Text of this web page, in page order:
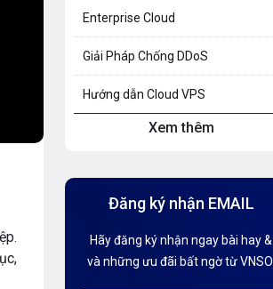
Enterprise Cloud
Giải Pháp Chống DDoS
Hướng dẫn Cloud VPS
Hướng dẫn Hosting
Hướng dẫn Tên miền
Kiến thức AI
Xem thêm
Đăng ký nhận EMAIL
Hãy đăng ký nhận ngay bài hay &
và những ưu đãi bất ngờ từ VNSO.